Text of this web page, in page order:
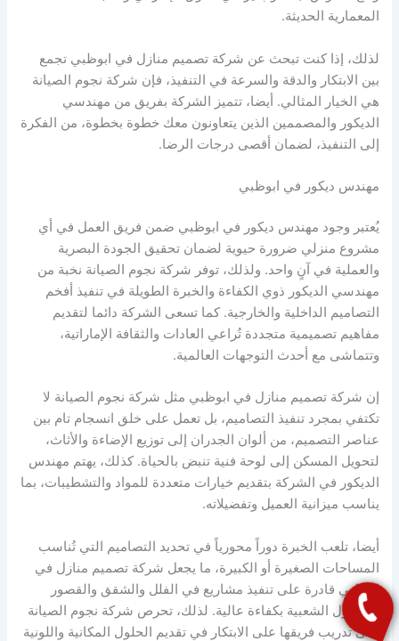
المعمارية الحديثة.
لذلك، إذا كنت تبحث عن شركة تصميم منازل في ابوظبي تجمع
بين الابتكار والدقة والسرعة في التنفيذ، فإن شركة نجوم الصيانة
هي الخيار المثالي. أيضا، تتميز الشركة بفريق من مهندسي
الديكور والمصممين الذين يتعاونون معك خطوة بخطوة، من الفكرة
إلى التنفيذ، لضمان أقصى درجات الرضا.
مهندس ديكور في ابوظبي
يُعتبر وجود مهندس ديكور في ابوظبي ضمن فريق العمل في أي
مشروع منزلي ضرورة حيوية لضمان تحقيق الجودة البصرية
والعملية في آنٍ واحد. ولذلك، توفر شركة نجوم الصيانة نخبة من
مهندسي الديكور ذوي الكفاءة والخبرة الطويلة في تنفيذ أفخم
التصاميم الداخلية والخارجية. كما تسعى الشركة دائما لتقديم
مفاهيم تصميمية متجددة تُراعي العادات والثقافة الإماراتية،
وتتماشى مع أحدث التوجهات العالمية.
إن شركة تصميم منازل في ابوظبي مثل شركة نجوم الصيانة لا
تكتفي بمجرد تنفيذ التصاميم، بل تعمل على خلق انسجام تام بين
عناصر التصميم، من ألوان الجدران إلى توزيع الإضاءة والأثاث،
لتحويل المسكن إلى لوحة فنية تنبض بالحياة. كذلك، يهتم مهندس
الديكور في الشركة بتقديم خيارات متعددة للمواد والتشطيبات، بما
يناسب ميزانية العميل وتفضيلاته.
أيضا، تلعب الخبرة دوراً محورياً في تحديد التصاميم التي تُناسب
المساحات الصغيرة أو الكبيرة، ما يجعل شركة تصميم منازل في
ابوظبي قادرة على تنفيذ مشاريع في الفلل والشقق والقصور
والمنازل الشعبية بكفاءة عالية. لذلك، تحرص شركة نجوم الصيانة
على تدريب فريقها على الابتكار في تقديم الحلول المكانية واللونية